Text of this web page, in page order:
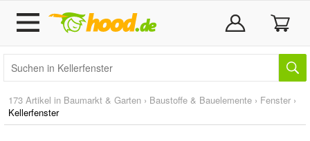
173 Artikel in Baumarkt & Garten › Baustoffe & Bauelemente › Fenster ›
Kellerfenster